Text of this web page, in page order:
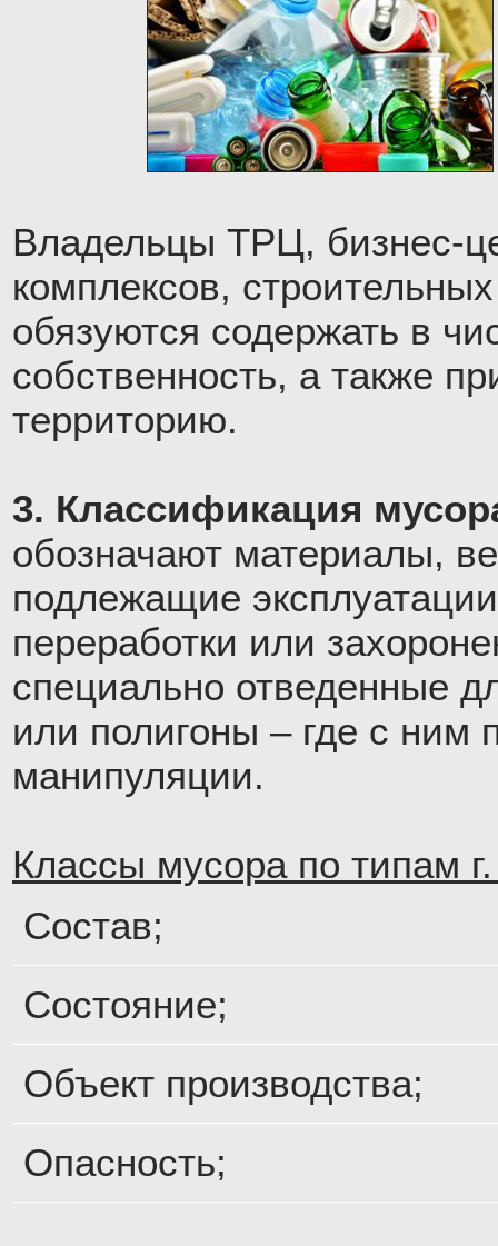
Владельцы ТРЦ, бизнес-
комплексов,
обязуются содержать в
собственность, а также
территорию.
3. Классификация
обозначают материалы,
подлежащие
переработки или
специально отведенные
или полигоны – где с ним
манипуляции.
Классы мусора по типам
Состав;
Состояние;
Объект производства;
Опасность;